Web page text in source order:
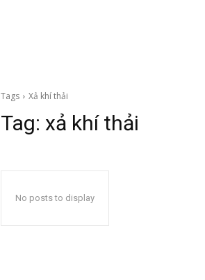
Tags Xả khí thải
Tag: xả khí thải
No posts to display